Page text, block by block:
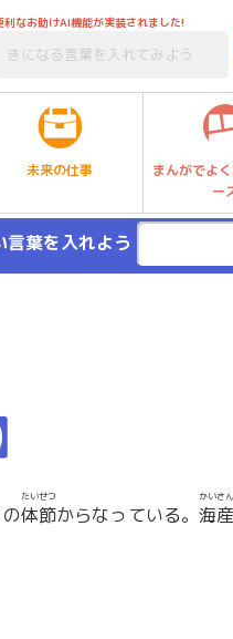
利なお助けAI機能が実装されました!
未来の仕事
まんがでよ
ー
葉を入れよう
体節
たいせつ
からなっている。 海産
かいさん